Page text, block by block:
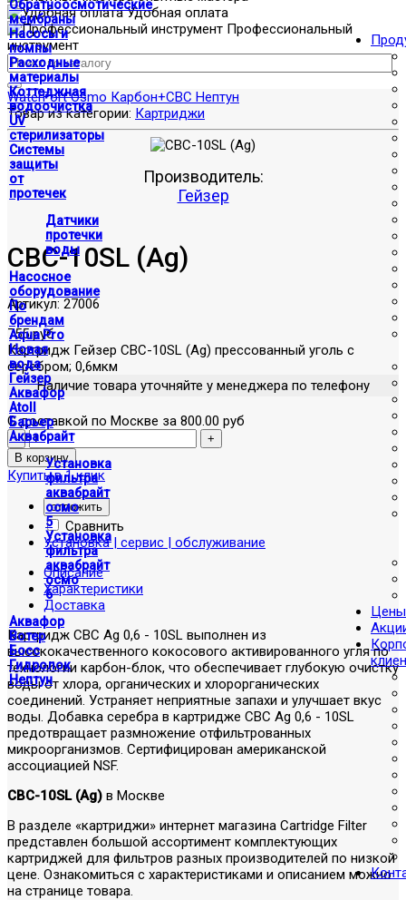
Обратноосмотические
мембраны
Насосы и
помпы
Расходные
материалы
Коттеджная
водоочистка
UV
стерилизаторы
Системы
защиты
от
протечек
Датчики
протечки
воды
Насосное
оборудование
По
брендам
Aqua Pro
Новая
вода
Гейзер
Аквафор
Atoll
Барьер
Аквабрайт
Установка
фильтра
аквабрайт
осмо
5
Установка
фильтра
аквабрайт
осмо
6
Аквафор
Вотер
Босс
Гидролок
Нептун
Цены
Удобная оплата
Профессиональный
инструмент
WaterFort Osmo Карбон+СВС Нептун
Товар из категории: Картриджи
Производитель:
Гейзер
CBC-10SL (Ag)
Артикул: 27006
755 руб
Картридж Гейзер CBC-10SL (Ag) прессованный уголь с
серебром; 0,6мкм
Наличие товара уточняйте у менеджера по телефону
С доставкой по Москве за 800.00 руб
Купить в 1 клик
отложить
Сравнить
Установка | сервис | обслуживание
Описание
Характеристики
Доставка
Картридж CBC Ag 0,6 - 10SL выполнен из
высококачественного кокосового активированного угля по
технологии карбон-блок, что обеспечивает глубокую очистку
воды от хлора, органических и хлорорганических
соединений. Устраняет неприятные запахи и улучшает вкус
воды. Добавка серебра в картридже CBC Ag 0,6 - 10SL
предотвращает размножение отфильтрованных
микроорганизмов. Сертифицирован американской
ассоциацией NSF.
CBC-10SL (Ag) в Москве
В разделе «картриджи» интернет магазина Cartridge Filter
представлен большой ассортимент комплектующих
картриджей для фильтров разных производителей по низкой
цене. Ознакомиться с характеристиками и описанием можно
на странице товара.